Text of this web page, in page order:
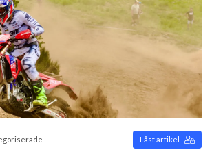
Låst artikel